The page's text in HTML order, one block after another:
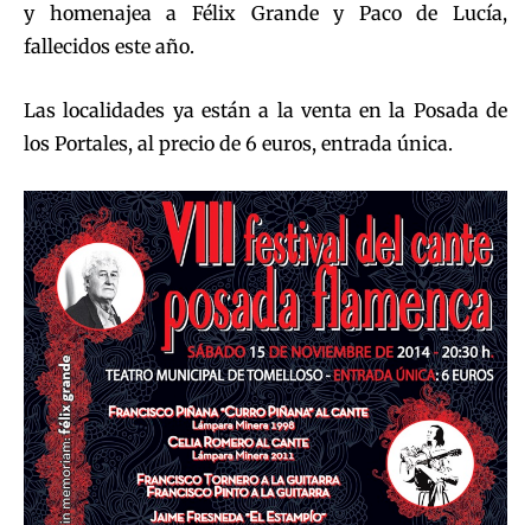
y homenajea a Félix Grande y Paco de Lucía,
fallecidos este año.
Las localidades ya están a la venta en la Posada de
los Portales, al precio de 6 euros, entrada única.